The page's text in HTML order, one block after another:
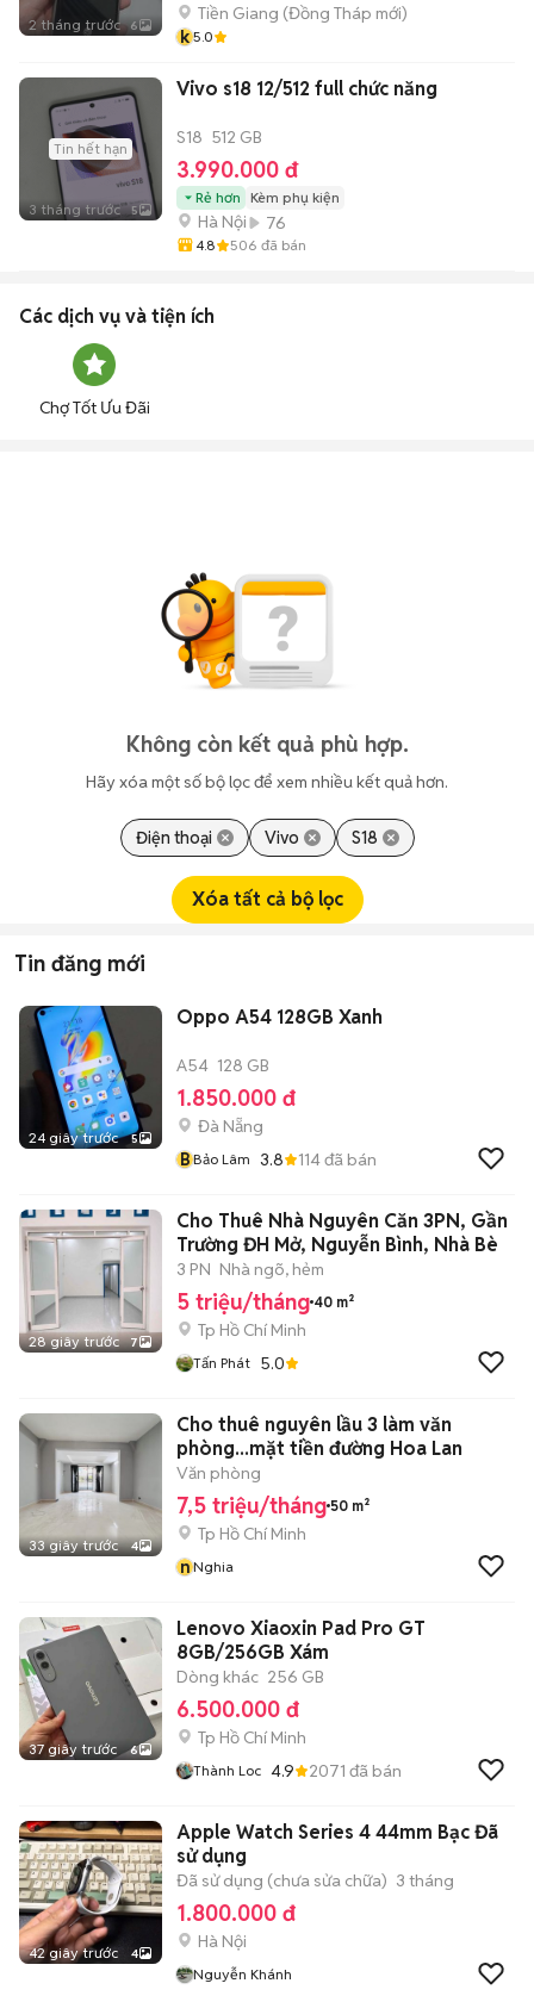
2 tháng trước 6
Tiền Giang (Đồng Tháp mới)
k 5.0
Tin hết hạn
3 tháng trước 5
Vivo s18 12/512 full chức năng
S18 512 GB
3.990.000 đ
Rẻ hơn Kèm phụ kiện
Hà Nội 76
4.8 506 đã bán
Các dịch vụ và tiện ích
Chợ Tốt Ưu Đãi
Không còn kết quả phù hợp.
Hãy xóa một số bộ lọc để xem nhiều kết quả hơn.
Điện thoại Vivo S18
Xóa tất cả bộ lọc
Tin đăng mới
24 giây trước 5
Oppo A54 128GB Xanh
A54 128 GB
1.850.000 đ
Đà Nẵng
BBảo Lâm 3.8 114đã bán
28 giây trước 7
Cho Thuê Nhà Nguyên Căn 3PN, Gần
Trường ĐH Mở, Nguyễn Bình, Nhà Bè
3 PN Nhà ngõ, hẻm
5 triệu/tháng 40 m²
Tp Hồ Chí Minh
Tấn Phát 5.0
33 giây trước 4
Cho thuê nguyên lầu 3 làm văn
phòng...mặt tiền đường Hoa Lan
Văn phòng
7,5 triệu/tháng 50 m²
Tp Hồ Chí Minh
nNghia
37 giây trước 6
Lenovo Xiaoxin Pad Pro GT
8GB/256GB Xám
Dòng khác 256 GB
6.500.000 đ
Tp Hồ Chí Minh
Thành Loc 4.9 2071 đã bán
42 giây trước 4
Apple Watch Series 4 44mm Bạc Đã
sử dụng
Đã sử dụng (chưa sửa chữa) 3 tháng
1.800.000 đ
Hà Nội
Nguyễn Khánh